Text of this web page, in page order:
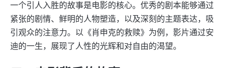
一个引人入胜的故事是电影的核心。优秀的剧本能够通过
紧张的剧情、鲜明的人物塑造，以及深刻的主题表达，吸
引观众的注意力。以《肖申克的救赎》为例，影片通过安
迪的一生，展现了人性的光辉和对自由的渴望。